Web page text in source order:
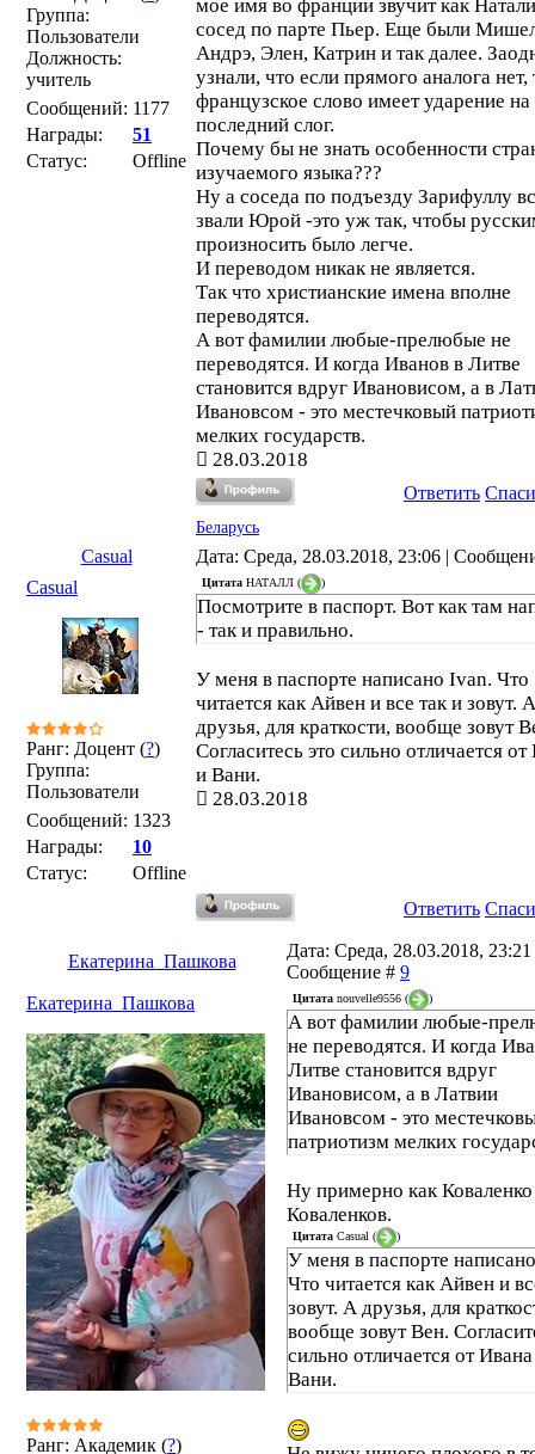
Группа:
Пользователи
Должность:
учитель
Сообщений: 1177
Награды:
51
Статус:
Offline
мое имя во франции звучит как
сосед по парте Пьер. Еще были
Андрэ, Элен, Катрин и так далее.
узнали, что если прямого аналога нет,
французское слово имеет ударение на
последний слог.
Почему бы не знать особенности
изучаемого языка???
Ну а соседа по подъезду Зарифуллу
звали Юрой -это уж так, чтобы
произносить было легче.
И переводом никак не является.
Так что христианские имена вполне
переводятся.
А вот фамилии любые-прелюбые не
переводятся. И когда Иванов в Литве
становится вдруг Ивановисом, а в
Ивановсом - это местечковый
мелких государств.
28.03.2018
Ответить
Беларусь
Casual
Дата: Среда, 28.03.2018, 23:06 |
Casual
Ранг: Доцент (?)
Группа:
Пользователи
Сообщений: 1323
Награды:
10
Статус:
Offline
Цитата НАТАЛЛ ( )
Посмотрите в паспорт. Вот как там
- так и правильно.
У меня в паспорте написано Ivan. Что
читается как Айвен и все так и зовут. А
друзья, для краткости, вообще зовут
Согласитесь это сильно отличается
и Вани.
28.03.2018
Ответить
Екатерина_Пашкова
Дата: Среда, 28.03.2018, 23:21
Сообщение # 9
Екатерина_Пашкова
Ранг: Академик (?)
Цитата nouvelle9556 ( )
А вот фамилии любые-
не переводятся. И когда
Литве становится вдруг
Ивановисом, а в Латвии
Ивановсом - это
патриотизм мелких
Ну примерно как
Коваленков.
Цитата Casual ( )
У меня в паспорте
Что читается как Айвен и
зовут. А друзья, для
вообще зовут Вен.
сильно отличается от
Вани.